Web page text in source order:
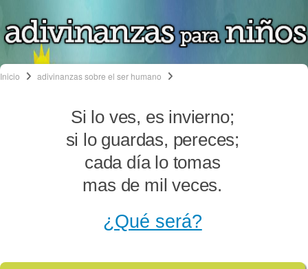
Inicio adivinanzas sobre el ser humano
Si lo ves, es invierno;
si lo guardas, pereces;
cada día lo tomas
mas de mil veces.
¿Qué será?